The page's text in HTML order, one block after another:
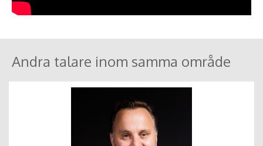
Andra talare inom samma område